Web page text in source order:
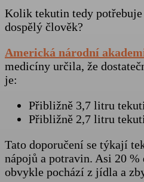
Kolik tekutin tedy
dospělý člověk?
Americká národní
medicíny určila, že
je:
Přibližně 3,7 litru
Přibližně 2,7 litru
Tato doporučení se týkají
nápojů a potravin. Asi 20
obvykle pochází z jídla a